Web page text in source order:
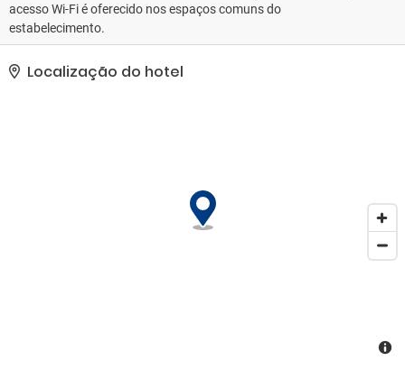
acesso Wi-Fi é oferecido nos espaços comuns do
estabelecimento.
Localização do hotel